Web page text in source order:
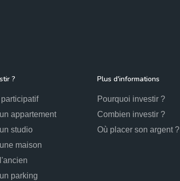
?
appartement
studio
maison
parking
Plus d'informations
Pourquoi investir ?
Combien investir ?
Où placer son argent ?